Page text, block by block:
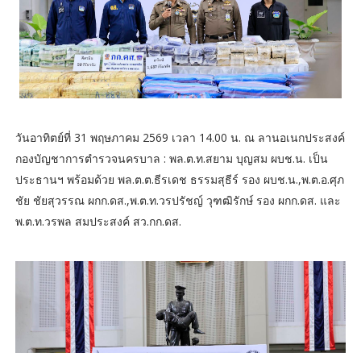
วันอาทิตย์ที่ 31 พฤษภาคม 2569 เวลา 14.00 น. ณ ลานอเนกประสงค์
กองบัญชาการตำรวจนครบาล : พล.ต.ท.สยาม บุญสม ผบช.น. เป็น
ประธานฯ พร้อมด้วย พล.ต.ต.ธีรเดช ธรรมสุธีร์ รอง ผบช.น.,พ.ต.อ.ศุภ
ชัย ชัยสุวรรณ ผกก.ดส.,พ.ต.ท.วรปรัชญ์ วุฑฒิรักษ์ รอง ผกก.ดส. และ
พ.ต.ท.วรพล สมประสงค์ สว.กก.ดส.